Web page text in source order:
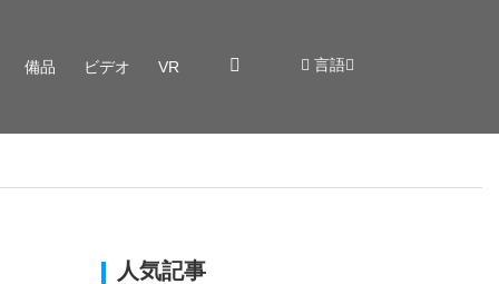
備品 ビデオ VR 言語
人気記事